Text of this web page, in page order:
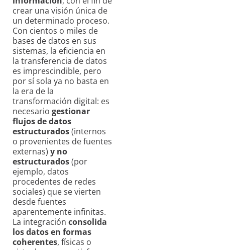
crear una visión única de
un determinado proceso.
Con cientos o miles de
bases de datos en sus
sistemas, la eficiencia en
la transferencia de datos
es imprescindible, pero
por sí sola ya no basta en
la era de la
transformación digital: es
necesario gestionar
flujos de datos
estructurados(internos
o provenientes de fuentes
externas) y no
estructurados(por
ejemplo, datos
procedentes de redes
sociales) que se vierten
desde fuentes
aparentemente infinitas.
La integración consolida
los datos en formas
coherentes, físicas o